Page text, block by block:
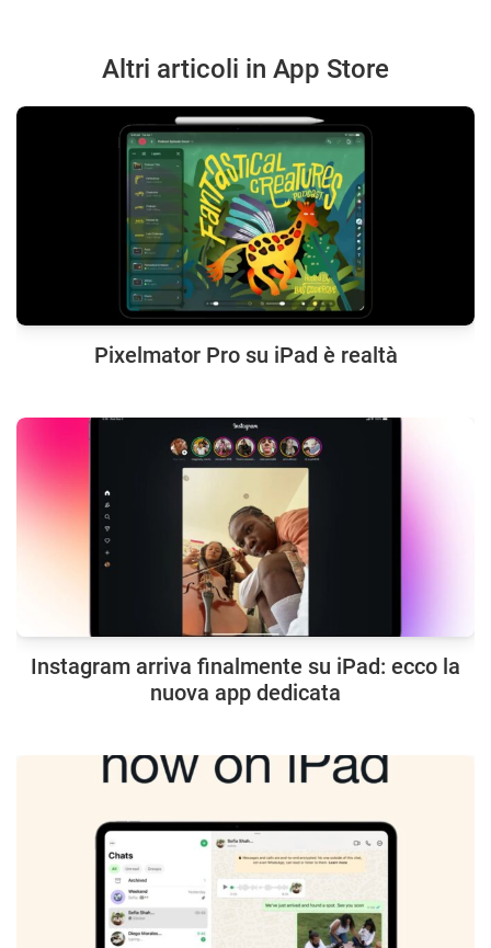
Altri articoli in App Store
Pixelmator Pro su iPad è realtà
Instagram arriva finalmente su iPad: ecco la
nuova app dedicata